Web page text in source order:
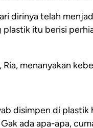
dirinya telah
itu berisi
menanyakan
disimpen di plastik
ada apa-apa,